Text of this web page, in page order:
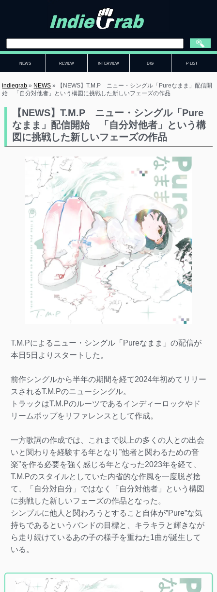
NEWS REVIEW INTERVIEW DIG P-LIST
indiegrab » NEWS »
【NEWS】T.M.P ニュー・シングル「Pureなまま」配信開
始 「自分対他者」という構図に挑戦した新しいフェーズの作品
【NEWS】T.M.P ニュー・シングル「Pure
なまま」配信開始 「自分対他者」という構
図に挑戦した新しいフェーズの作品
T.M.Pによるニュー・シングル「Pureなまま」の配信が
本日5日よりスタートした。
前作シングルから半年の期間を経て2024年初めてリリー
スされるT.M.Pのニューシングル。
トラックはT.M.Pのルーツであるインディーロックやド
リームポップをリファレンスとして作成。
一方歌詞の作成では、これまで以上の多くの人との出会
いと関わりを経験する年となり”他者と関わるための音
楽”を作る必要を強く感じる年となった2023年を経て、
T.M.Pのスタイルとしていた内省的な作風を一度脱ぎ捨
て、「自分対自分」ではなく「自分対他者」という構図
に挑戦した新しいフェーズの作品となった。
シンプルに他人と関わろうとすること自体が”Pure”な気
持ちであるというバンドの目標と、キラキラと輝きなが
ら走り続けているあの子の様子を重ねた1曲が誕生して
いる。